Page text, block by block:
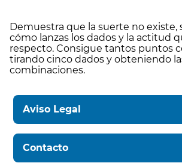
Demuestra que la suerte no existe,
cómo lanzas los dados y la actitud
respecto. Consigue tantos puntos
tirando cinco dados y obteniendo
combinaciones.
Aviso Legal
Contacto